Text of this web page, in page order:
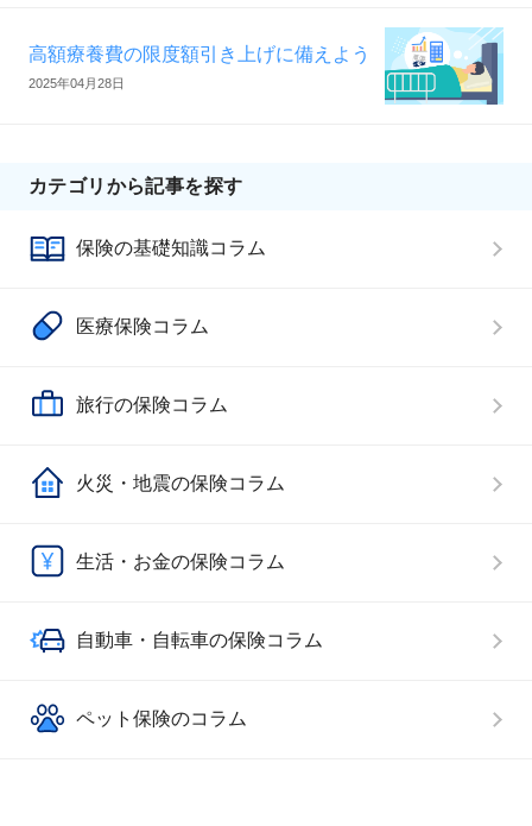
高額療養費の限度額引き上げに備えよう
2025年04月28日
カテゴリから記事を探す
保険の基礎知識コラム
医療保険コラム
旅行の保険コラム
火災・地震の保険コラム
生活・お金の保険コラム
自動車・自転車の保険コラム
ペット保険のコラム